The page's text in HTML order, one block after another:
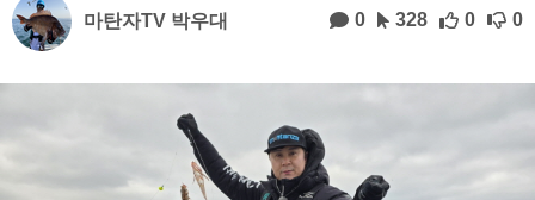
마탄자TV 박우대 0 328 0 0